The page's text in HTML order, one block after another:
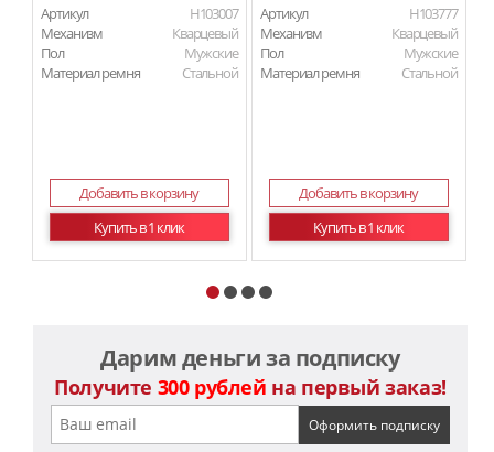
Артикул
H103007
Механизм
Кварцевый
Пол
Мужские
Материал ремня
Стальной
Добавить в корзину
Купить в 1 клик
Артикул
H103777
Механизм
Кварцевый
Пол
Мужские
Материал ремня
Стальной
Добавить в корзину
Купить в 1 клик
Дарим деньги за подписку
Получите 300 рублей на первый заказ!